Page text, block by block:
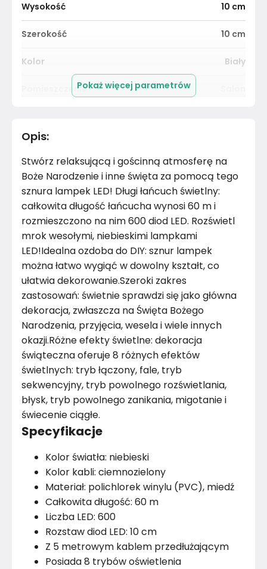
Wysokość 10 cm
Szerokość 10 cm
Kolor Biały
Pomieszczenie
Materiał
Kolor Błękity granaty
VidaXL
Montaż Złożony
Pokaż więcej parametrów
Opis:
Stwórz relaksującą i gościnną atmosferę na
Boże Narodzenie i inne święta za pomocą tego
sznura lampek LED! Długi łańcuch świetlny:
całkowita długość łańcucha wynosi 60 m i
rozmieszczono na nim 600 diod LED. Rozświetl
mrok wesołymi, niebieskimi lampkami
LED!Idealna ozdoba do DIY: sznur lampek
można łatwo wygiąć w dowolny kształt, co
ułatwia dekorowanie.Szeroki zakres
zastosowań: świetnie sprawdzi się jako główna
dekoracja, zwłaszcza na Święta Bożego
Narodzenia, przyjęcia, wesela i wiele innych
okazji.Różne efekty świetlne: dekoracja
świąteczna oferuje 8 różnych efektów
świetlnych: tryb łączony, fale, tryb
sekwencyjny, tryb powolnego rozświetlania,
błysk, tryb powolnego zanikania, migotanie i
świecenie ciągłe.
Specyfikacje
Kolor światła: niebieski
Kolor kabli: ciemnozielony
Materiał: polichlorek winylu (PVC), miedź
Całkowita długość: 60 m
Liczba LED: 600
Rozstaw diod LED: 10 cm
Z 5 metrowym kablem przedłużającym
Posiada 8 trybów oświetlenia